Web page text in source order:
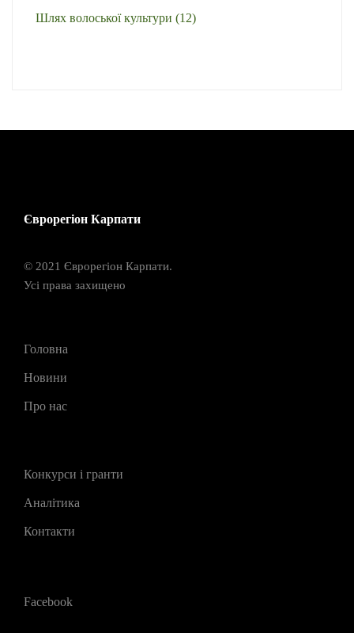
Шлях волоської культури (12)
Єврорегіон Карпати
© 2021 Єврорегіон Карпати.
Усі права захищено
Головна
Новини
Про нас
Конкурси і гранти
Аналітика
Контакти
Facebook